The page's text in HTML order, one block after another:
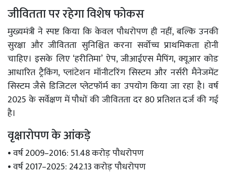
जीवितता पर रहेगा विशेष फोकस
मुख्यमंत्री ने स्पष्ट किया कि केवल पौधरोपण ही नहीं, बल्कि उनकी
सुरक्षा और जीवितता सुनिश्चित करना सर्वोच्च प्राथमिकता होनी
चाहिए। इसके लिए ‘हरीतिमा’ ऐप, जीआईएस मैपिंग, क्यूआर कोड
आधारित ट्रैकिंग, प्लांटेशन मॉनीटरिंग सिस्टम और नर्सरी मैनेजमेंट
सिस्टम जैसे डिजिटल प्लेटफॉर्म का उपयोग किया जा रहा है। वर्ष
2025 के सर्वेक्षण में पौधों की जीवितता दर 80 प्रतिशत दर्ज की गई
है।
वृक्षारोपण के आंकड़े
• वर्ष 2009–2016: 51.48 करोड़ पौधरोपण
• वर्ष 2017–2025: 242.13 करोड़ पौधरोपण